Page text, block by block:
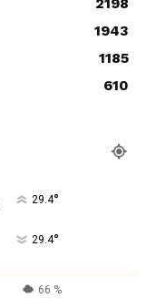
2198
1943
1185
610
29.4°
29.4°
66 %